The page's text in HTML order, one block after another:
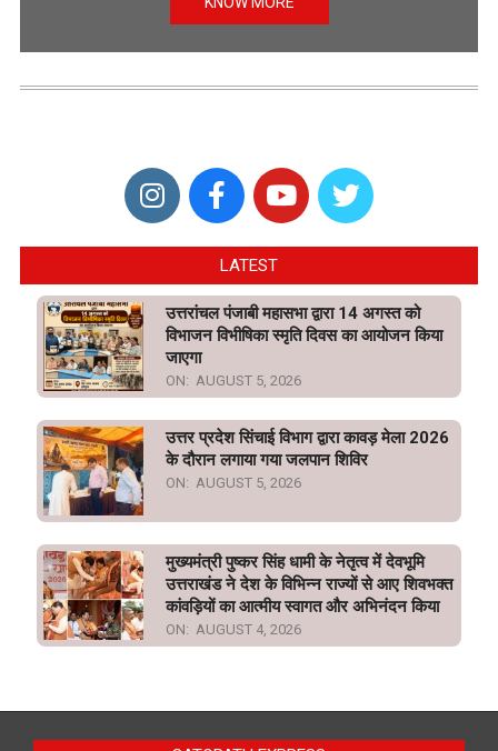
LATEST
उत्तरांचल पंजाबी महासभा द्वारा 14 अगस्त को
विभाजन विभीषिका स्मृति दिवस का आयोजन किया
जाएगा
ON: AUGUST 5, 2026
उत्तर प्रदेश सिंचाई विभाग द्वारा कावड़ मेला 2026
के दौरान लगाया गया जलपान शिविर
ON: AUGUST 5, 2026
मुख्यमंत्री पुष्कर सिंह धामी के नेतृत्व में देवभूमि
उत्तराखंड ने देश के विभिन्न राज्यों से आए शिवभक्त
कांवड़ियों का आत्मीय स्वागत और अभिनंदन किया
ON: AUGUST 4, 2026